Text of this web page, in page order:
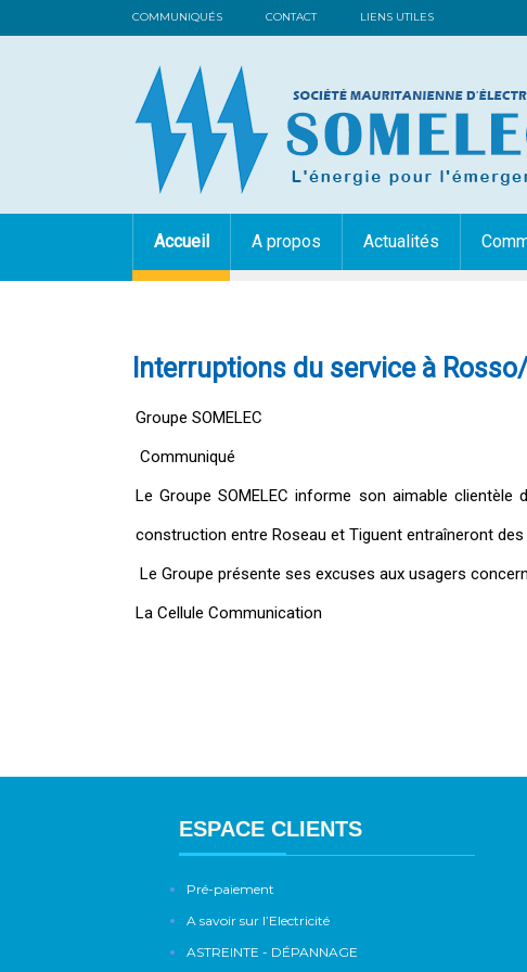
COMMUNIQUÉS CONTACT LIENS UTILES
Accueil A propos Actualités
Interruptions du service à
Groupe SOMELEC
Communiqué
Le Groupe SOMELEC informe son aimable
construction entre Roseau et Tiguent entraîneront
Le Groupe présente ses excuses aux usagers
La Cellule Communication
ESPACE CLIENTS
Pré-paiement
A savoir sur l’Electricité
ASTREINTE - DÉPANNAGE